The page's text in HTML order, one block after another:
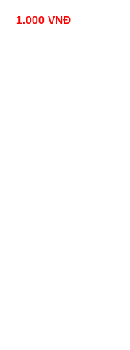
1.000 VNĐ